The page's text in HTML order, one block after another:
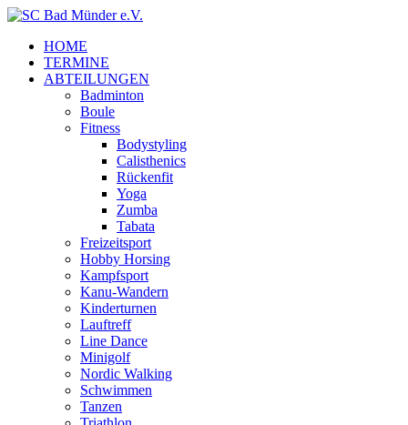
HOME
TERMINE
ABTEILUNGEN
Badminton
Boule
Fitness
Bodystyling
Calisthenics
Rückenfit
Yoga
Zumba
Tabata
Freizeitsport
Hobby Horsing
Kampfsport
Kanu-Wandern
Kinderturnen
Lauftreff
Line Dance
Minigolf
Nordic Walking
Schwimmen
Tanzen